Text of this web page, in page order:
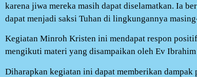
karena jiwa mereka masih dapat diselamatkan. Ia
dapat menjadi saksi Tuhan di lingkungannya
Kegiatan Minroh Kristen ini mendapat respon
mengikuti materi yang disampaikan oleh Ev Ibrahim
Diharapkan kegiatan ini dapat memberikan